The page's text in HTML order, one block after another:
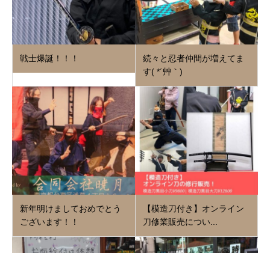
戦士爆誕！！！
続々と忍者仲間が増えてま
す( *´艸｀)
新年明けましておめでとう
ございます！！
【模造刀付き】オンライン
刀修業販売につい...